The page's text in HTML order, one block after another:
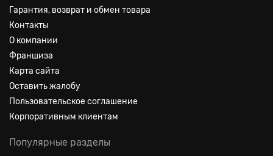
Гарантия, возврат и обмен товара
Контакты
О компании
Франшиза
Карта сайта
Оставить жалобу
Пользовательское соглашение
Корпоративным клиентам
Популярные разделы